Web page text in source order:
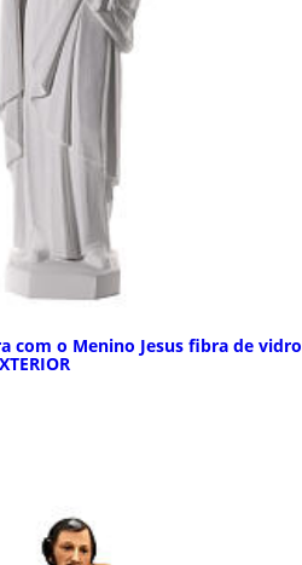
com o Menino Jesus fibra de vidro